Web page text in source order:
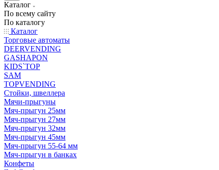
Каталог
По всему сайту
По каталогу
Каталог
Торговые автоматы
DEERVENDING
GASHAPON
KIDS`TOP
SAM
TOPVENDING
Стойки, швеллера
Мячи-прыгуны
Мяч-прыгун 25мм
Мяч-прыгун 27мм
Мяч-прыгун 32мм
Мяч-прыгун 45мм
Мяч-прыгун 55-64 мм
Мяч-прыгун в банках
Конфеты